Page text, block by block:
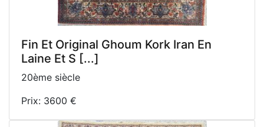
Fin Et Original Ghoum Kork Iran En
Laine Et S [...]
20ème siècle
Prix: 3600 €